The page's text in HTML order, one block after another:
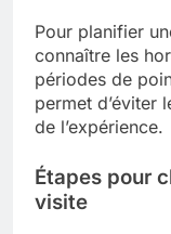
Pour planifier
connaître les
périodes de
permet d’éviter
de l’expérience.
Étapes pour
visite